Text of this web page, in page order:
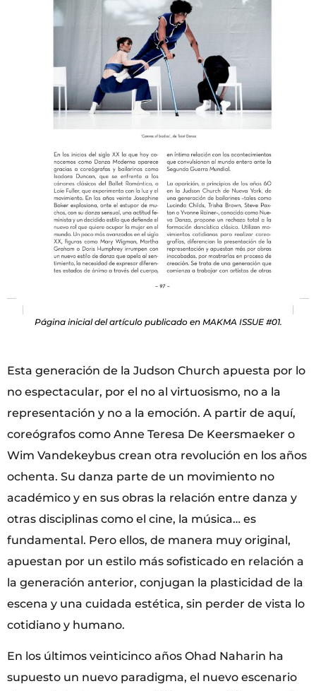
Página inicial del artículo publicado en MAKMA ISSUE #01.
Esta generación de la Judson Church apuesta por lo
no espectacular, por el no al virtuosismo, no a la
representación y no a la emoción. A partir de aquí,
coreógrafos como Anne Teresa De Keersmaeker o
Wim Vandekeybus crean otra revolución en los años
ochenta. Su danza parte de un movimiento no
académico y en sus obras la relación entre danza y
otras disciplinas como el cine, la música… es
fundamental. Pero ellos, de manera muy original,
apuestan por un estilo más sofisticado en relación a
la generación anterior, conjugan la plasticidad de la
escena y una cuidada estética, sin perder de vista lo
cotidiano y humano.
En los últimos veinticinco años Ohad Naharin ha
supuesto un nuevo paradigma, el nuevo escenario